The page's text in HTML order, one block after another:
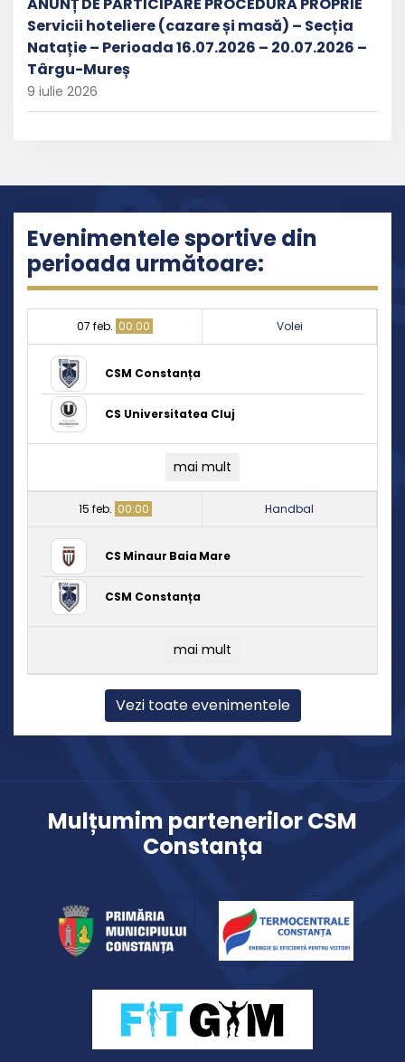
Servicii hoteliere (cazare și masă) – Secția
Natație – Perioada 16.07.2026 – 20.07.2026 –
Târgu-Mureș
9 iulie 2026
Evenimentele sportive din
perioada următoare:
07 feb. 00:00 Volei
CSM Constanța
CS Universitatea Cluj
mai mult
15 feb. 00:00 Handbal
CS Minaur Baia Mare
CSM Constanța
mai mult
Vezi toate evenimentele
Mulțumim partenerilor CSM
Constanța